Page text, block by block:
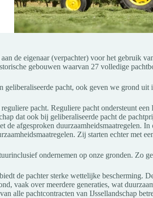
de eigenaar (verpachter) voor het gebruik
gebouwen waarvan 27 volledige
pacht, ook geven we grond uit
pacht. Reguliere pacht ondersteunt
dat ook bij geliberaliseerde pacht de
afgesproken duurzaamheidsmaatregelen.
Zij starten echter met
ondernemen op onze gronden. Zo
de pachter sterke wettelijke bescherming.
vaak over meerdere generaties, wat
alle pachtcontracten van IJssellandschap